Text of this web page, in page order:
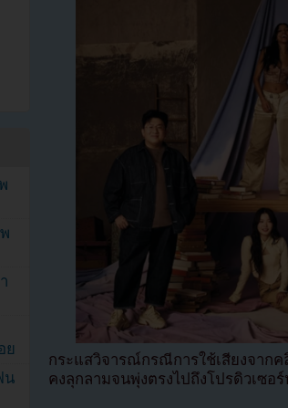
กระแสวิจารณ์กรณีการใช้เสียงจากค
คงลุกลามจนพุ่งตรงไปถึงโปรดิวเซอ
ย
น